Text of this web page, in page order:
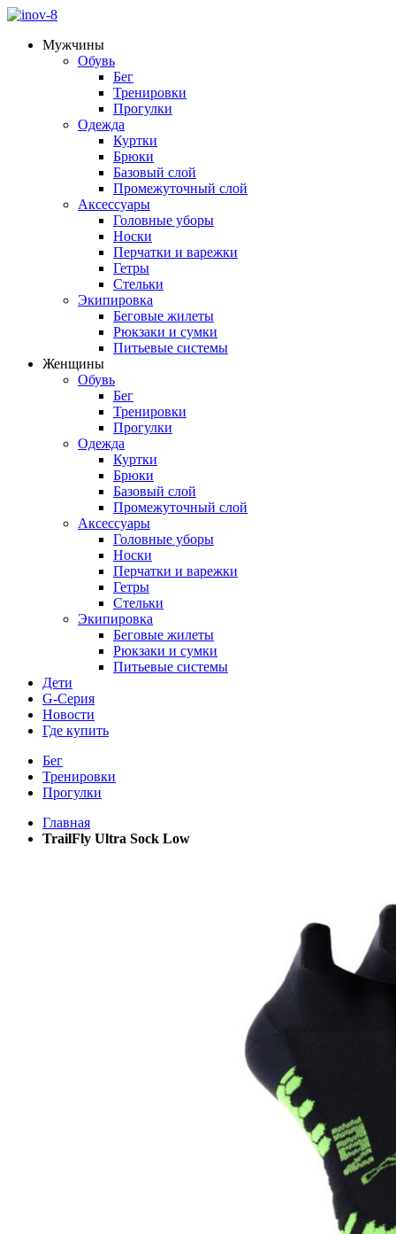
Мужчины
Обувь
Бег
Тренировки
Прогулки
Одежда
Куртки
Брюки
Базовый слой
Промежуточный слой
Аксессуары
Головные уборы
Носки
Перчатки и варежки
Гетры
Стельки
Экипировка
Беговые жилеты
Рюкзаки и сумки
Питьевые системы
Женщины
Обувь
Бег
Тренировки
Прогулки
Одежда
Куртки
Брюки
Базовый слой
Промежуточный слой
Аксессуары
Головные уборы
Носки
Перчатки и варежки
Гетры
Стельки
Экипировка
Беговые жилеты
Рюкзаки и сумки
Питьевые системы
Дети
G-Серия
Новости
Где купить
Бег
Тренировки
Прогулки
Главная
TrailFly Ultra Sock Low